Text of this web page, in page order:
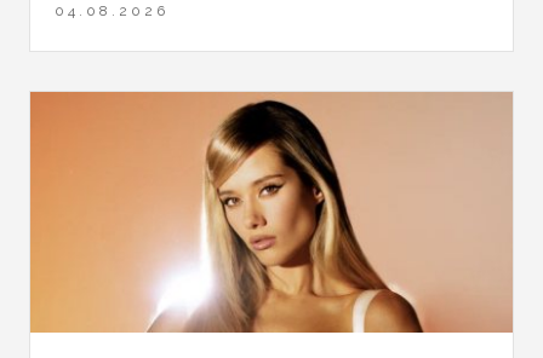
04.08.2026